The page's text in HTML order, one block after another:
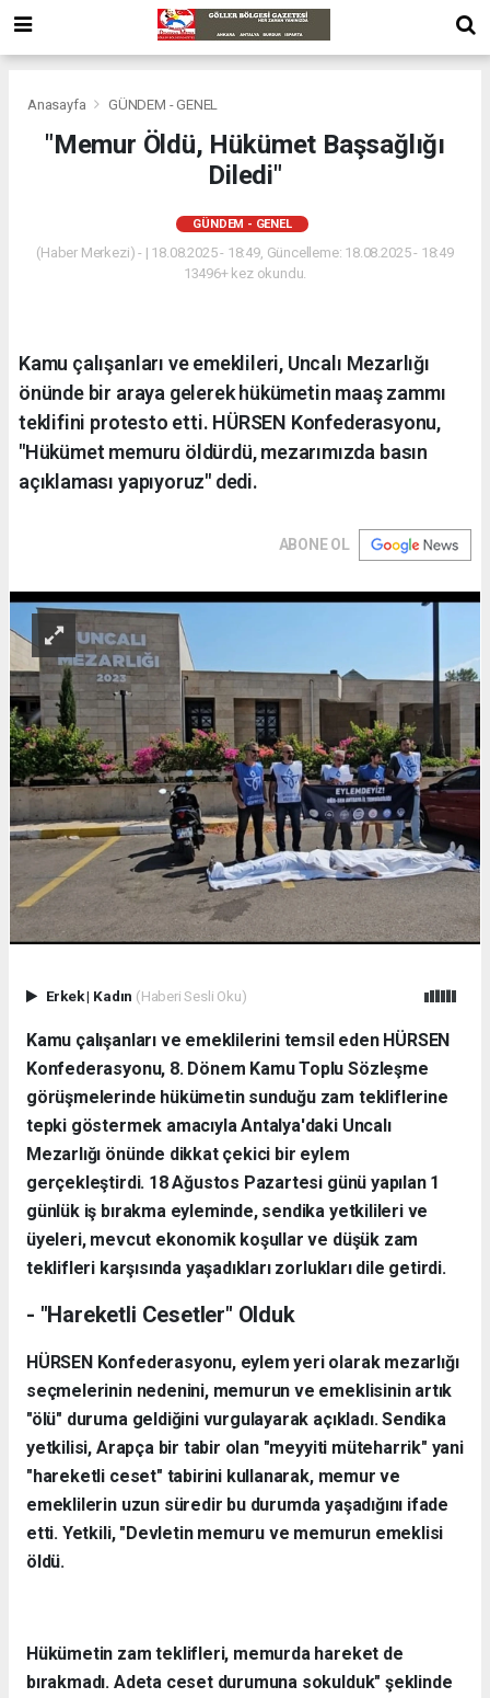
Anasayfa GÜNDEM - GENEL
"Memur Öldü, Hükümet Başsağlığı
Diledi"
GÜNDEM - GENEL
(Haber Merkezi) - | 18.08.2025 - 18:49, Güncelleme: 18.08.2025 - 18:49
13496+ kez okundu.
Kamu çalışanları ve emeklileri, Uncalı Mezarlığı
önünde bir araya gelerek hükümetin maaş zammı
teklifini protesto etti. HÜRSEN Konfederasyonu,
"Hükümet memuru öldürdü, mezarımızda basın
açıklaması yapıyoruz" dedi.
ABONE OL
Erkek| Kadın (Haberi Sesli Oku)
Kamu çalışanları ve emeklilerini temsil eden HÜRSEN
Konfederasyonu, 8. Dönem Kamu Toplu Sözleşme
görüşmelerinde hükümetin sunduğu zam tekliflerine
tepki göstermek amacıyla Antalya'daki Uncalı
Mezarlığı önünde dikkat çekici bir eylem
gerçekleştirdi. 18 Ağustos Pazartesi günü yapılan 1
günlük iş bırakma eyleminde, sendika yetkilileri ve
üyeleri, mevcut ekonomik koşullar ve düşük zam
teklifleri karşısında yaşadıkları zorlukları dile getirdi.
- "Hareketli Cesetler" Olduk
HÜRSEN Konfederasyonu, eylem yeri olarak mezarlığı
seçmelerinin nedenini, memurun ve emeklisinin artık
"ölü" duruma geldiğini vurgulayarak açıkladı. Sendika
yetkilisi, Arapça bir tabir olan "meyyiti müteharrik" yani
"hareketli ceset" tabirini kullanarak, memur ve
emeklilerin uzun süredir bu durumda yaşadığını ifade
etti. Yetkili, "Devletin memuru ve memurun emeklisi
öldü.
Hükümetin zam teklifleri, memurda hareket de
bırakmadı. Adeta ceset durumuna sokulduk" şeklinde